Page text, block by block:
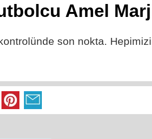
Amel
son nokta.